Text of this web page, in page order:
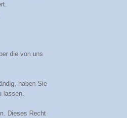
die von uns
haben Sie
lassen.
Dieses Recht